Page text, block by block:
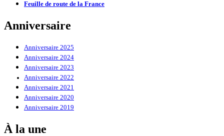
Feuille de route de la France
Anniversaire
Anniversaire 2025
Anniversaire 2024
Anniversaire 2023
Anniversaire 2022
Anniversaire 2021
Anniversaire 2020
Anniversaire 2019
À la une